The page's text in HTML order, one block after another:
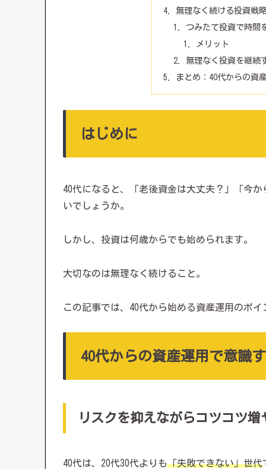
無理なく続ける投資戦
つみたて投資で時間
メリット
無理なく投資を継続
まとめ：40代からの資
はじめに
40代になると、「老後資金は大丈夫？」「今
いでしょうか。
しかし、投資は何歳からでも始められます。
大切なのは無理なく続けること。
この記事では、40代から始める資産運用のポ
40代からの資産運用で意識
リスクを抑えながらコツコツ増
40代は、20代30代よりも「失敗できない」世代